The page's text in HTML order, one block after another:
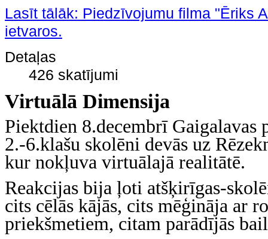
Lasīt tālāk: Piedzīvojumu filma "Ēriks
ietvaros.
Detaļas
426 skatījumi
Virtuālā Dimensija
Piektdien 8.decembrī Gaigalavas
2.-6.klašu skolēni devās uz
kur nokļuva virtuālajā realitātē.
Reakcijas bija ļoti atšķirīgas-
cits cēlās kājās, cits mēģināja ar
priekšmetiem, citam parādījās